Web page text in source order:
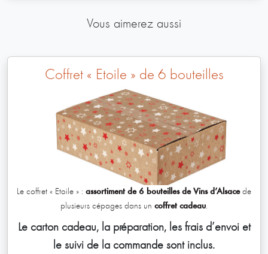
Vous aimerez aussi
Coffret « Étoile » de 6 bouteilles
Le coffret « Étoile » : assortiment de 6 bouteilles de Vins d’Alsacede
plusieurs cépages dans un coffret cadeau.
Le carton cadeau, la préparation, les frais d’envoi et
le suivi de la commande sont inclus.